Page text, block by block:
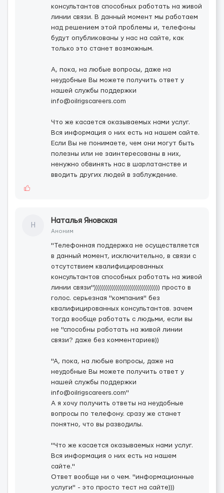
консультантов способных работать на живой
линии связи. В данный момент мы работаем
над решением этой проблемы и, телефоны
будут опубликованы у нас на сайте, как
только это станет возможным.
А, пока, на любые вопросы, даже на
неудобные Вы можете получить ответ у
нашей службы поддержки
info@oilrigscareers.com
Что же касается оказываемых нами услуг.
Вся информация о них есть на нашем сайте.
Если Вы не понимаете, чем они могут быть
полезны или не заинтересованы в них,
ненужно обвинять нас в шарлатанстве и
вводить других людей в заблуждение.
Н
Наталья Яновская
Аноним
"Телефонная поддержка не осуществляется
в данный момент, исключительно, в связи с
отсутствием квалифицированных
консультантов способных работать на живой
линии связи"))))))))))))))))))))))))))))))))) просто в
голос. серьезная "компания" без
квалифицированных консультантов. зачем
тогда вообще работать с людьми, если вы
не "способны работать на живой линии
связи? даже без комментариев))
"А, пока, на любые вопросы, даже на
неудобные Вы можете получить ответ у
нашей службы поддержки
info@oilrigscareers.com"
А я хочу получить ответы на неудобные
вопросы по телефону. сразу же станет
понятно, что вы разводилы.
"Что же касается оказываемых нами услуг.
Вся информация о них есть на нашем
сайте."
Ответ вообще ни о чем. "информационные
услуги" - это просто тест на сайте)))